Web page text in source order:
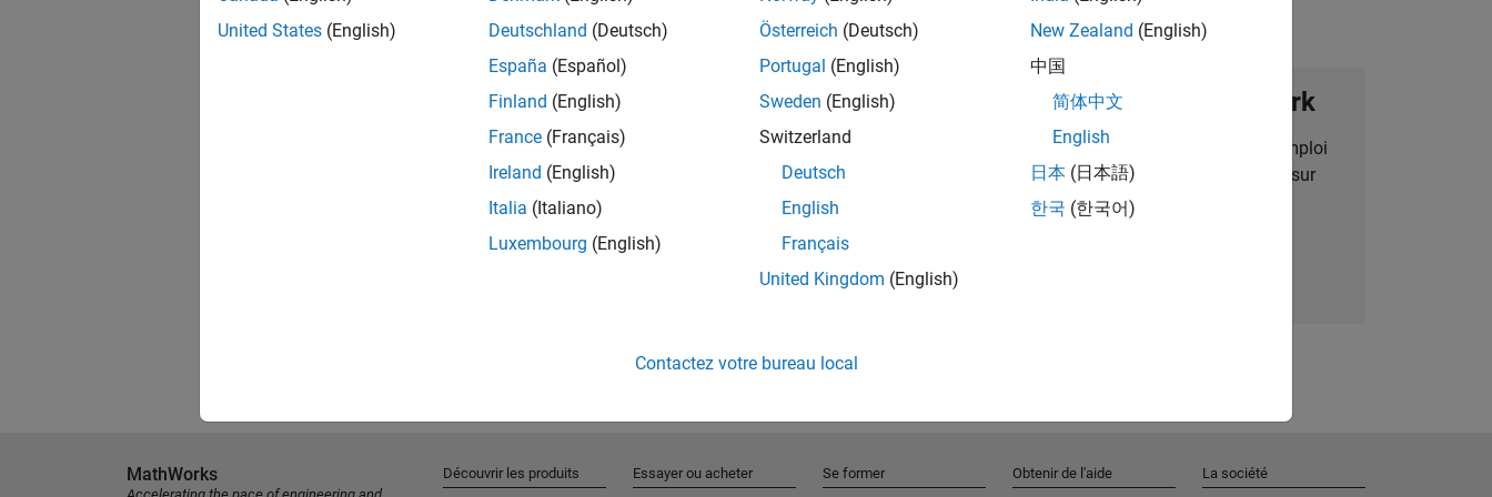
Rejoignez notre Talent Network
Recevez des alertes pour des opportunités d'emploi
personnalisées, des articles et des actualités sur
l'entreprise.
United States (English)
Deutschland (Deutsch)
España (Español)
Finland (English)
France (Français)
Ireland (English)
Italia (Italiano)
Luxembourg (English)
Österreich (Deutsch)
Portugal (English)
Sweden (English)
Switzerland
Deutsch
English
Français
United Kingdom (English)
New Zealand (English)
中国
简体中文
English
日本 (日本語)
한국 (한국어)
Contactez votre bureau local
MathWorks Découvrir les produits Essayer ou acheter Se former Obtenir de l'aide La société